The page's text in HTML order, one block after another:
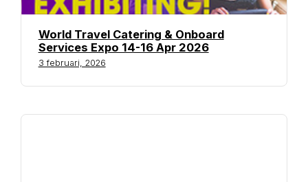
World Travel Catering & Onboard
Services Expo 14-16 Apr 2026
3 februari, 2026